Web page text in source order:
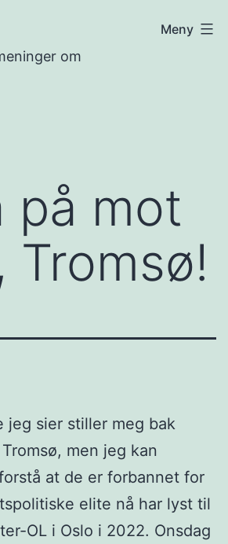
om
Meny
på mot
Tromsø!
jeg sier stiller meg bak
men jeg kan
at de er forbannet for
elite nå har lyst til
OL i Oslo i 2022. Onsdag